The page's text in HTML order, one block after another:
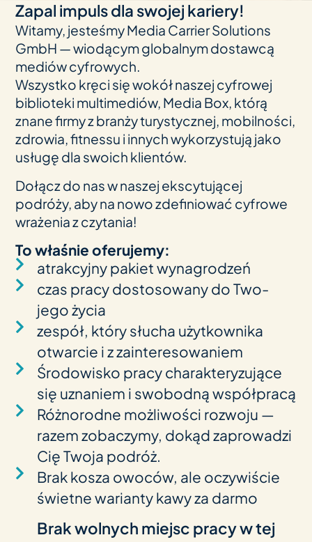
Zapal impuls dla swojej kariery!
Witamy, jes­teśmy Media Car­rier Solu­ti­ons
GmbH — wio­dą­cym glo­bal­nym dostawcą
mediów cyfrowych.
Wszystko kręci się wokół nas­zej cyfro­wej
biblio­teki mul­ti­me­diów, Media Box, którą
znane firmy z branży tury­sty­cz­nej, mobil­ności,
zdro­wia, fit­nessu i innych wykor­zys­tują jako
usługę dla swoich klientów.
Dołącz do nas w nas­zej eks­cy­tu­jącej
podróży, aby na nowo zde­fi­ni­ować cyfrowe
wraże­nia z czytania!
To właś­nie oferujemy:
atrak­cy­jny pakiet wynagrodzeń
czas pracy dosto­so­wany do Two­
jego życia
zespół, który słu­cha użyt­kow­nika
otwar­cie i z zainteresowaniem
Śro­do­wisko pracy cha­rak­tery­zu­jące
się uzna­niem i swo­bodną współpracą
Róż­no­rodne moż­li­wości roz­woju —
razem zobac­zymy, dokąd zapro­wadzi
Cię Twoja podróż.
Brak kosza owo­ców, ale oczy­wiście
świetne wari­anty kawy za darmo
Brak wol­nych mie­jsc pracy w tej